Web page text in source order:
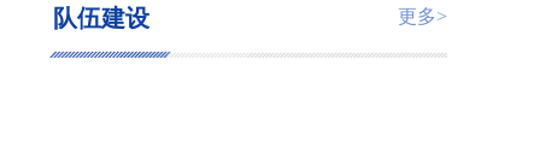
队伍建设 更多>